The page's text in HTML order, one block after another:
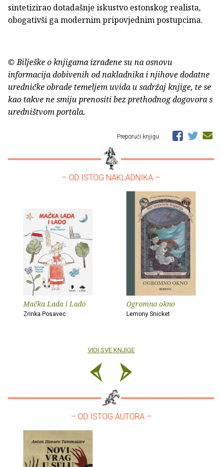
sintetizirao dotadašnje iskustvo estonskog realista,
obogativši ga modernim pripovjednim postupcima.
© Bilješke o knjigama izrađene su na osnovu
informacija dobivenih od nakladnika i njihove dodatne
uredničke obrade temeljem uvida u sadržaj knjige, te se
kao takve ne smiju prenositi bez prethodnog dogovora s
uredništvom portala.
Preporuči knjigu
– OD ISTOG NAKLADNIKA –
Mačka Lada i Lado
Zrinka Posavec
Ogromno okno
Lemony Snicket
VIDI SVE KNJIGE
– OD ISTOG AUTORA –